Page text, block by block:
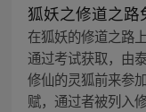
狐妖之修道之路
在狐妖的修道之路
通过考试获取，由
修仙的灵狐前来参
赋，通过者被列入